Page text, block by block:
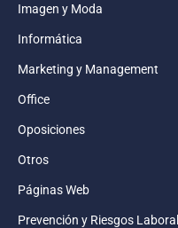
Imagen y Moda
Informática
Marketing y Management
Office
Oposiciones
Otros
Páginas Web
Prevención y Riesgos